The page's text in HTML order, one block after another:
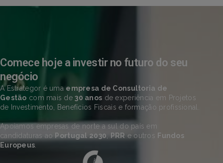
Comece hoje a investir no futuro do seu
negócio
A Estrategor é uma empresa de Consultoria de
Gestão com mais de30 anos de experiência em Projetos
de Investimento, Benefícios Fiscais e formação profissional.
Apoiamos empresas de norte a sul do país em
candidaturas ao Portugal 2030 PRR e outros Fundos
Europeus